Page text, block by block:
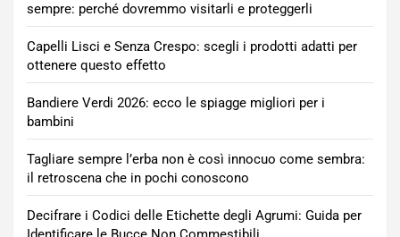
sempre: perché dovremmo visitarli e proteggerli
Capelli Lisci e Senza Crespo: scegli i prodotti adatti per
ottenere questo effetto
Bandiere Verdi 2026: ecco le spiagge migliori per i
bambini
Tagliare sempre l’erba non è così innocuo come sembra:
il retroscena che in pochi conoscono
Decifrare i Codici delle Etichette degli Agrumi: Guida per